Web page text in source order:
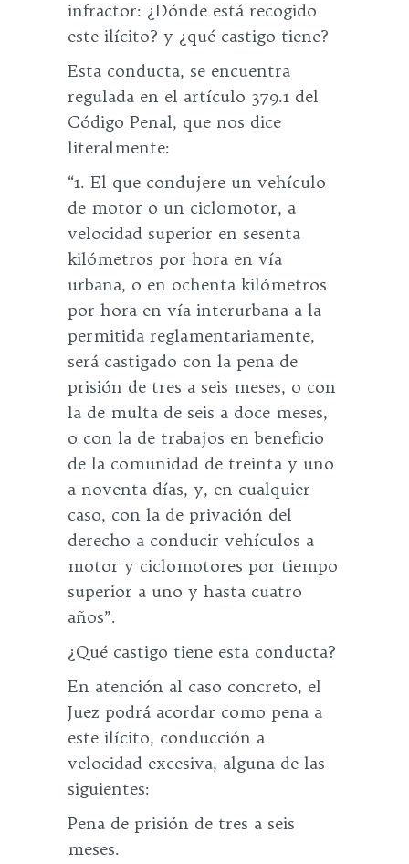
infractor: ¿Dónde está recogido
este ilícito? y ¿qué castigo tiene?
Esta conducta, se encuentra
regulada en el artículo 379.1 del
Código Penal, que nos dice
literalmente:
“1. El que condujere un vehículo
de motor o un ciclomotor, a
velocidad superior en sesenta
kilómetros por hora en vía
urbana, o en ochenta kilómetros
por hora en vía interurbana a la
permitida reglamentariamente,
será castigado con la pena de
prisión de tres a seis meses, o con
la de multa de seis a doce meses,
o con la de trabajos en beneficio
de la comunidad de treinta y uno
a noventa días, y, en cualquier
caso, con la de privación del
derecho a conducir vehículos a
motor y ciclomotores por tiempo
superior a uno y hasta cuatro
años”.
¿Qué castigo tiene esta conducta?
En atención al caso concreto, el
Juez podrá acordar como pena a
este ilícito, conducción a
velocidad excesiva, alguna de las
siguientes:
Pena de prisión de tres a seis
meses.